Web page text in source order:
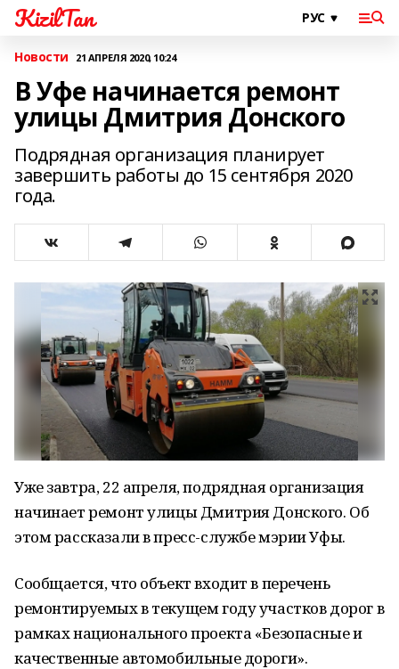
KizilTan
Новости 21 АПРЕЛЯ 2020, 10:24
В Уфе начинается ремонт
улицы Дмитрия Донского
Подрядная организация планирует
завершить работы до 15 сентября 2020
года.
Уже завтра, 22 апреля, подрядная организация
начинает ремонт улицы Дмитрия Донского. Об
этом рассказали в пресс-службе мэрии Уфы.
Сообщается, что объект входит в перечень
ремонтируемых в текущем году участков дорог в
рамках национального проекта «Безопасные и
качественные автомобильные дороги».